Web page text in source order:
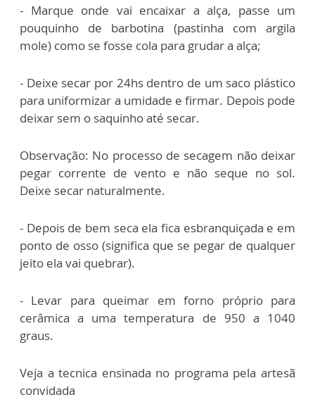
- Marque onde vai encaixar a alça, passe um
pouquinho de barbotina (pastinha com argila
mole) como se fosse cola para grudar a alça;
- Deixe secar por 24hs dentro de um saco plástico
para uniformizar a umidade e firmar. Depois pode
deixar sem o saquinho até secar.
Observação: No processo de secagem não deixar
pegar corrente de vento e não seque no sol.
Deixe secar naturalmente.
- Depois de bem seca ela fica esbranquiçada e em
ponto de osso (significa que se pegar de qualquer
jeito ela vai quebrar).
- Levar para queimar em forno próprio para
cerâmica a uma temperatura de 950 a 1040
graus.
Veja a tecnica ensinada no programa pela artesã
convidada